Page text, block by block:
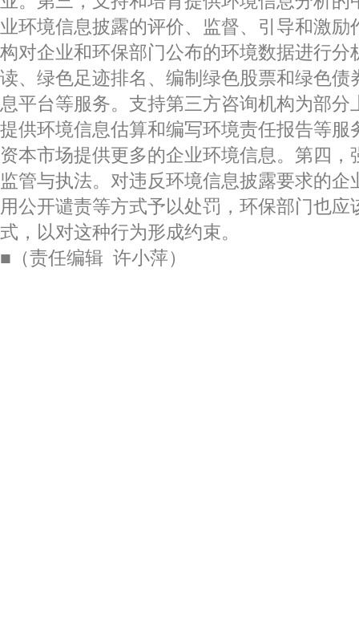
业环境信息披露的评价、监督、引导和激励
构对企业和环保部门公布的环境数据进行分
读、绿色足迹排名、编制绿色股票和绿色债
息平台等服务。支持第三方咨询机构为部分
提供环境信息估算和编写环境责任报告等服
资本市场提供更多的企业环境信息。第四，
监管与执法。对违反环境信息披露要求的企
用公开谴责等方式予以处罚，环保部门也应
式，以对这种行为形成约束。
■（责任编辑 许小萍）